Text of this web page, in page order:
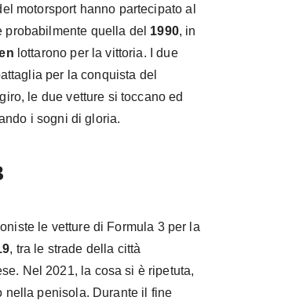
motorsport hanno partecipato al
probabilmente quella del 1990, in
lottarono per la vittoria. I due
per la conquista del
le due vetture si toccano ed
i sogni di gloria.
le vetture di Formula 3 per la
, tra le strade della città
Nel 2021, la cosa si è ripetuta,
nella penisola. Durante il fine